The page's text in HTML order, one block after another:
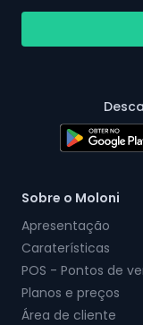
Sobre o Moloni
Apresentação
Caraterísticas
POS - Pontos de
Planos e preços
Área de cliente